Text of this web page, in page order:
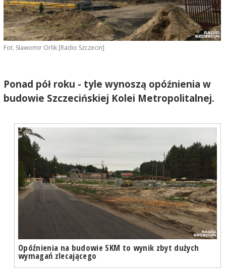
Fot. Sławomir Orlik [Radio Szczecin]
Ponad pół roku - tyle wynoszą opóźnienia w
budowie Szczecińskiej Kolei Metropolitalnej.
Opóźnienia na budowie SKM to wynik zbyt dużych
wymagań zlecającego